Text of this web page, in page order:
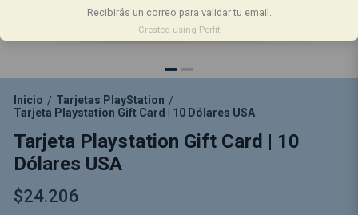
Recibirás un correo para validar tu email.
Created using Perfit
Inicio / Tarjetas PlayStation /
Tarjeta Playstation Gift Card | 10 Dólares USA
Tarjeta Playstation Gift Card | 10
Dólares USA
$24.206